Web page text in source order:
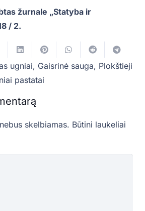
žurnale „Statyba ir
/ 2.
ugniai, Gaisrinė sauga, Plokštieji
pastatai
skelbiamas. Būtini laukeliai